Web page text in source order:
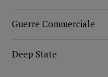
Guerre Commerciale
Deep State